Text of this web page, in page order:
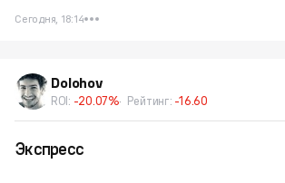
Сегодня, 18:14
Dolohov
ROI: -20.07% Рейтинг: -16.60
Экспресс